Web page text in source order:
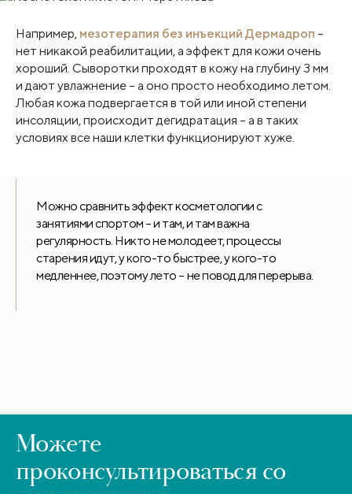
Например, мезотерапия без инъекций Дермадроп –
нет никакой реабилитации, а эффект для кожи очень
хороший. Сыворотки проходят в кожу на глубину 3 мм
и дают увлажнение – а оно просто необходимо летом.
Любая кожа подвергается в той или иной степени
инсоляции, происходит дегидратация – а в таких
условиях все наши клетки функционируют хуже.
Можно сравнить эффект косметологии с
занятиями спортом – и там, и там важна
регулярность. Никто не молодеет, процессы
старения идут, у кого-то быстрее, у кого-то
медленнее, поэтому лето – не повод для перерыва.
Можете
проконсультироваться со